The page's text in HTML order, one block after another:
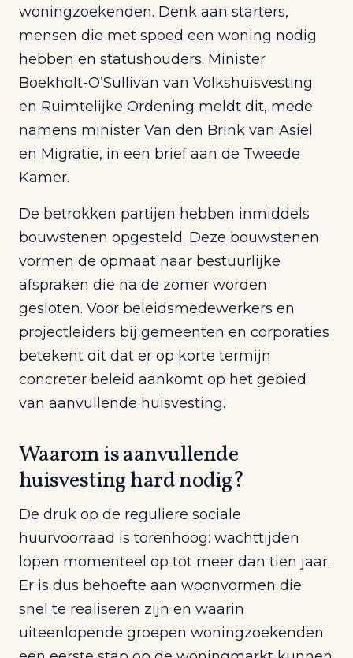
woningzoekenden. Denk aan starters,
mensen die met spoed een woning nodig
hebben en statushouders. Minister
Boekholt-O’Sullivan van Volkshuisvesting
en Ruimtelijke Ordening meldt dit, mede
namens minister Van den Brink van Asiel
en Migratie, in een brief aan de Tweede
Kamer.
De betrokken partijen hebben inmiddels
bouwstenen opgesteld. Deze bouwstenen
vormen de opmaat naar bestuurlijke
afspraken die na de zomer worden
gesloten. Voor beleidsmedewerkers en
projectleiders bij gemeenten en corporaties
betekent dit dat er op korte termijn
concreter beleid aankomt op het gebied
van aanvullende huisvesting.
Waarom is aanvullende
huisvesting hard nodig?
De druk op de reguliere sociale
huurvoorraad is torenhoog: wachttijden
lopen momenteel op tot meer dan tien jaar.
Er is dus behoefte aan woonvormen die
snel te realiseren zijn en waarin
uiteenlopende groepen woningzoekenden